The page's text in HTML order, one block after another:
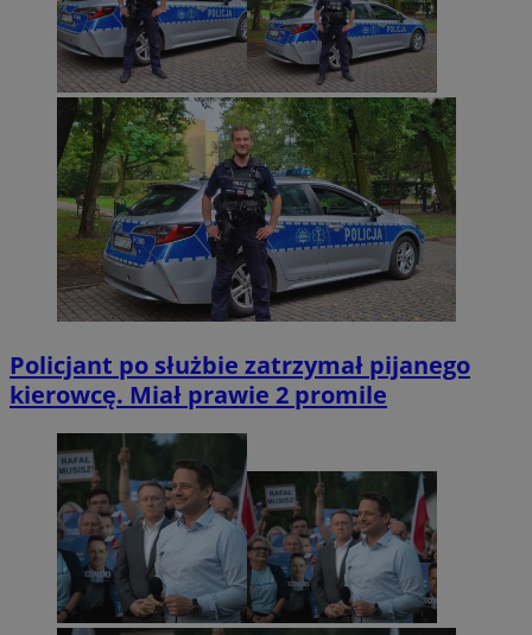
Policjant po służbie zatrzymał pijanego
kierowcę. Miał prawie 2 promile